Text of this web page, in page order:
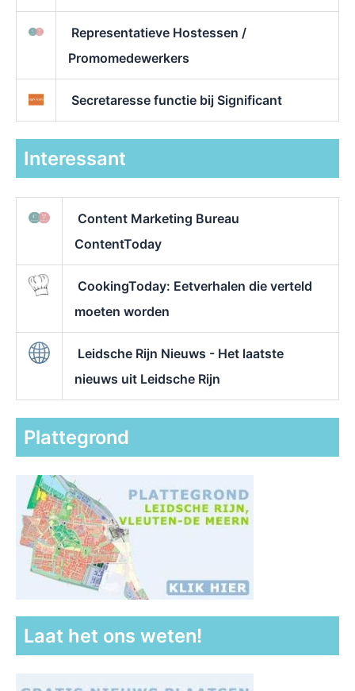
Representatieve Hostessen /
Promomedewerkers
Secretaresse functie bij Significant
Interessant
Content Marketing Bureau
ContentToday
CookingToday: Eetverhalen die verteld
moeten worden
Leidsche Rijn Nieuws - Het laatste
nieuws uit Leidsche Rijn
Plattegrond
Laat het ons weten!